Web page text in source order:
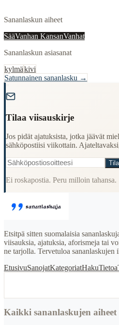
Sananlaskun aiheet
SääVanhan KansanVanhat
Sananlaskun asiasanat
kylmäkivi
Satunnainen sananlasku →
Tilaa viisauskirje
Jos pidät ajatuksista, jotka jäävät
sähköpostiisi viikottain.
Ei roskapostia. Peru milloin tahansa.
Etsitpä sitten suomalaisia
viisauksia, ajatuksia, aforismeja tai
ne tarjolla. Tervetuloa sananlaskujen
EtusivuSanojatKategoriatHakuTietoa
Kaikki sananlaskujen aiheet